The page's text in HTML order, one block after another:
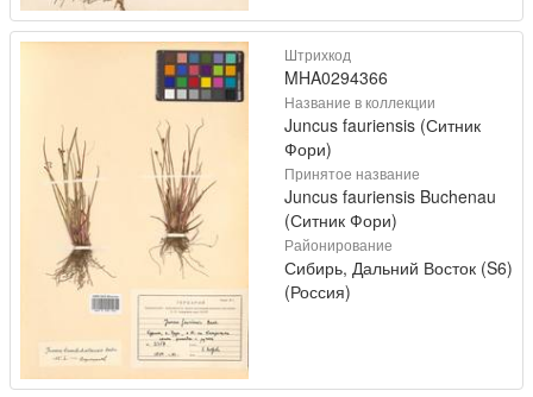
Штрихкод
MHA0294366
Название в коллекции
Juncus fauriensis (Ситник
Фори)
Принятое название
Juncus fauriensis Buchenau
(Ситник Фори)
Районирование
Сибирь, Дальний Восток (S6)
(Россия)